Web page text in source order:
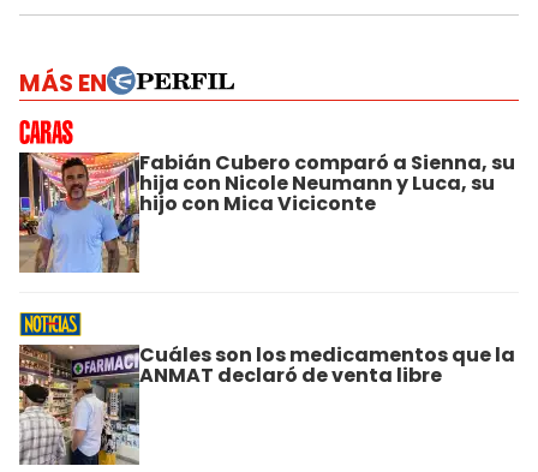
MÁS EN
Fabián Cubero comparó a Sienna, su
hija con Nicole Neumann y Luca, su
hijo con Mica Viciconte
Cuáles son los medicamentos que la
ANMAT declaró de venta libre